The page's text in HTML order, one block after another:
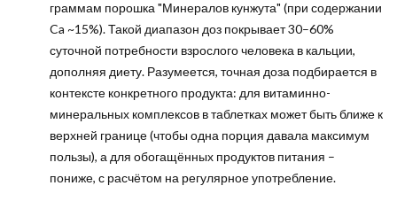
граммам порошка "Минералов кунжута" (при содержании
Ca ~15%). Такой диапазон доз покрывает 30–60%
суточной потребности взрослого человека в кальции,
дополняя диету. Разумеется, точная доза подбирается в
контексте конкретного продукта: для витаминно-
минеральных комплексов в таблетках может быть ближе к
верхней границе (чтобы одна порция давала максимум
пользы), а для обогащённых продуктов питания –
пониже, с расчётом на регулярное употребление.